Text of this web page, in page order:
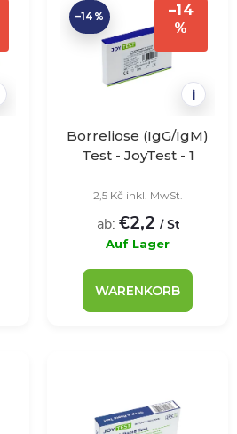
–14
%
i
–14 %
Borreliose (IgG/IgM)
Test - JoyTest - 1
2,5 Kč inkl. MwSt.
ab: €2,2 / St
Auf Lager
WARENKORB